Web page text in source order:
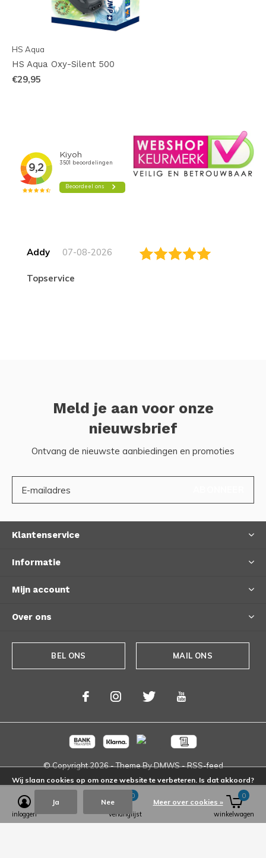
HS Aqua
HS Aqua Oxy-Silent 500
€29,95
Addy 07-08-2026
topservice
Meld je aan voor onze
nieuwsbrief
Ontvang de nieuwste aanbiedingen en promoties
Klantenservice
Informatie
Mijn account
Over ons
BEL ONS MAIL ONS
© Copyright2026- Theme ByDMWS-RSS-feed
inloggen verlanglijst
0
winkelwagen
0
Wij slaan cookies op om onze website te verbeteren. Is dat akkoord?
Ja Nee Meer over cookies »